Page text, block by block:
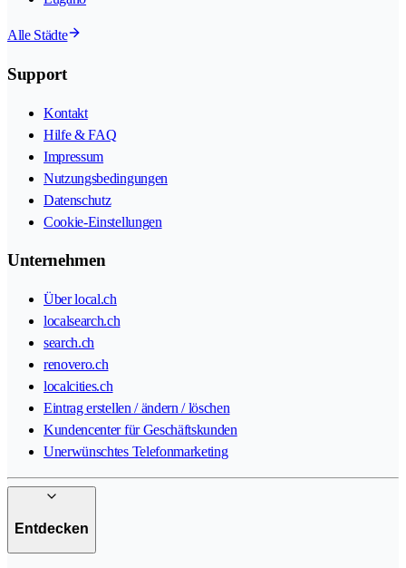
Alle Städte
Support
Kontakt
Hilfe & FAQ
Impressum
Nutzungsbedingungen
Datenschutz
Cookie-Einstellungen
Unternehmen
Über local.ch
localsearch.ch
search.ch
renovero.ch
localcities.ch
Eintrag erstellen / ändern / löschen
Kundencenter für Geschäftskunden
Unerwünschtes Telefonmarketing
Entdecken